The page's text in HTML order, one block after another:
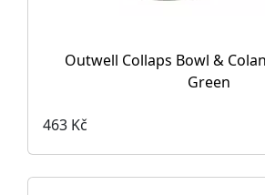
Outwell Collaps Bowl &
Green
463 Kč